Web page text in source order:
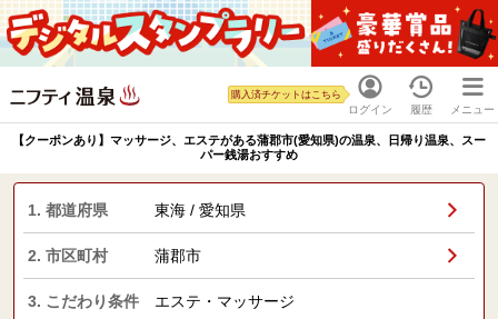
ログイン
購入済チケットはこちら
履歴 メニュー
【クーポンあり】マッサージ、エステがある蒲郡市(愛知県)の温泉、日帰り温泉、スー
パー銭湯おすすめ
1. 都道府県 東海 / 愛知県
2. 市区町村 蒲郡市
3. こだわり条件 エステ・マッサージ